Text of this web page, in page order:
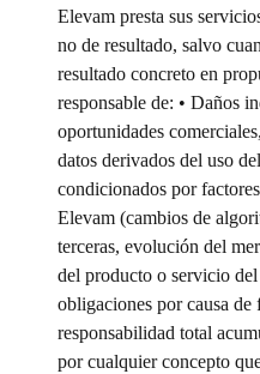
Elevam presta sus
no de resultado, salvo
resultado concreto en
responsable de: • Daños
oportunidades
datos derivados del uso
condicionados por
Elevam (cambios de
terceras, evolución del
del producto o servicio
obligaciones por causa
responsabilidad total
por cualquier concepto